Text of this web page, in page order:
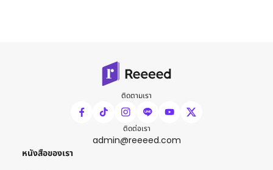
ติดตามเรา
ติดต่อเรา
admin@reeeed.com
หนังสือของเรา